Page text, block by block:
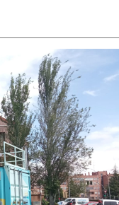
aplicación
externa.